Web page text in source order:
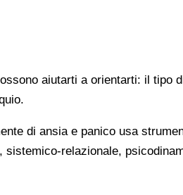
aiutarti a orientarti: il tipo
di ansia e panico usa
relazionale,